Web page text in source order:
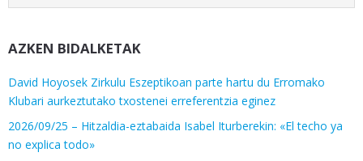
AZKEN BIDALKETAK
David Hoyosek Zirkulu Eszeptikoan parte hartu du Erromako
Klubari aurkeztutako txostenei erreferentzia eginez
2026/09/25 – Hitzaldia-eztabaida Isabel Iturberekin: «El techo ya
no explica todo»